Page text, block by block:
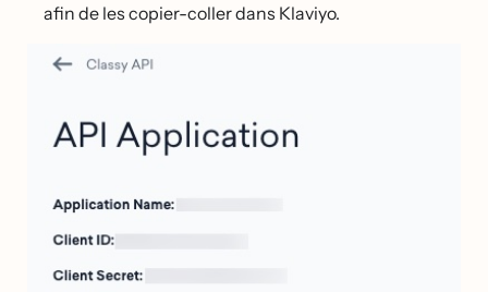
afin de les copier-coller dans Klaviyo.